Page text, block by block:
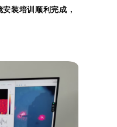
装培训顺利完成，